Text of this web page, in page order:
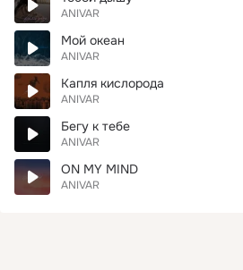
ANIVAR
Мой океан
ANIVAR
Капля кислорода
ANIVAR
Бегу к тебе
ANIVAR
ON MY MIND
ANIVAR